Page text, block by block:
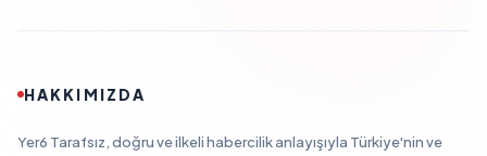
HAKKIMIZDA
Yer6 Tarafsız, doğru ve ilkeli habercilik anlayışıyla Türkiye'nin ve